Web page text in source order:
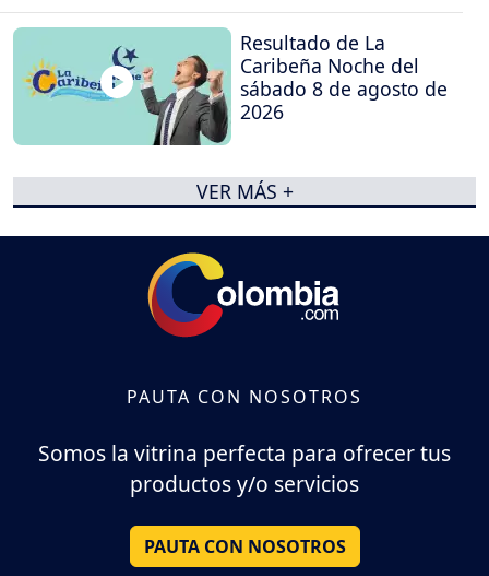
Resultado de La
Caribeña Noche del
sábado 8 de agosto de
2026
VER MÁS +
PAUTA CON NOSOTROS
Somos la vitrina perfecta para ofrecer tus
productos y/o servicios
PAUTA CON NOSOTROS